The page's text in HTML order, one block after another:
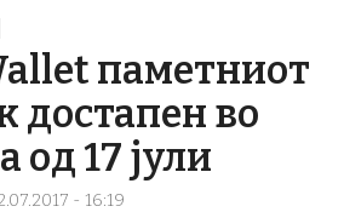
паметниот
достапен во
од 17 јули
- 16:19